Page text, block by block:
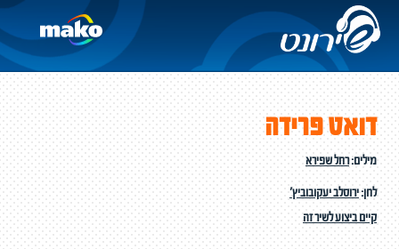
דואט פרידה
מילים:רחל שפירא
לחן:ירוסלב יעקובוביץ'
קיים ביצוע לשיר זה